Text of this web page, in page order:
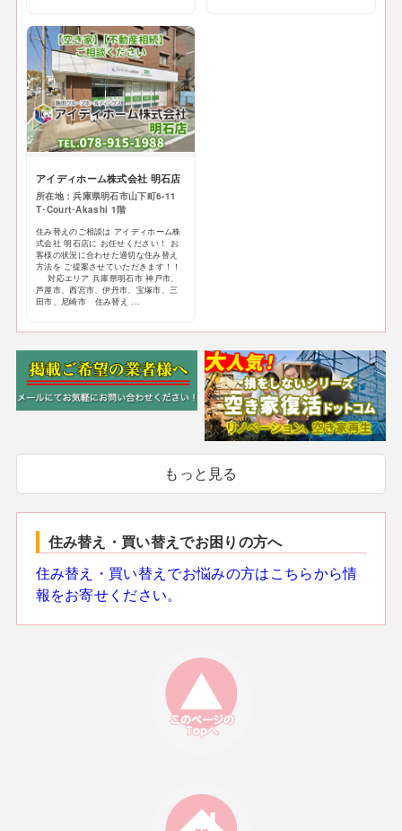
アイディホーム株式会社 明石店
所在地：兵庫県明石市山下町6-11
T･Court･Akashi 1階
住み替えのご相談は アイディホーム株
式会社 明石店に お任せください！ お
客様の状況に合わせた適切な住み替え
方法を ご提案させていただきます！！
対応エリア 兵庫県明石市 神戸市、
芦屋市、西宮市、伊丹市、宝塚市、三
田市、尼崎市 住み替え ...
もっと見る
住み替え・買い替えでお困りの方へ
住み替え・買い替えでお悩みの方はこちらから情
報をお寄せください。